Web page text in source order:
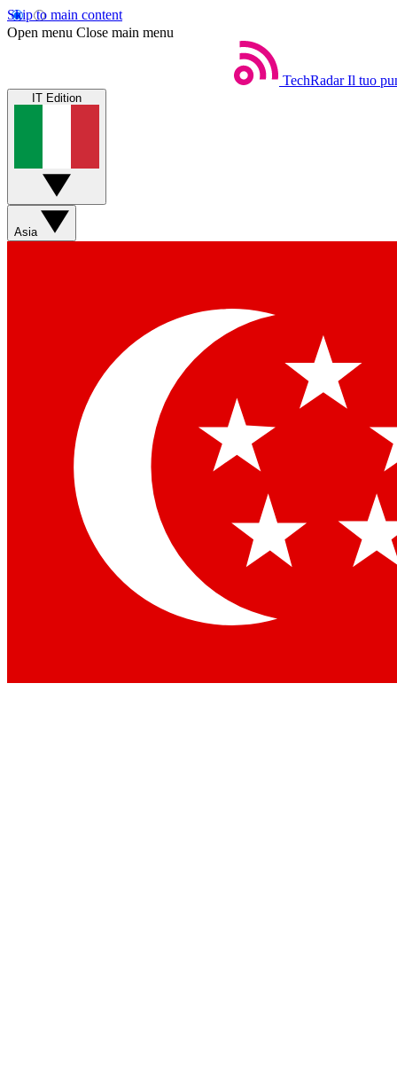
Skip to main content
Open menu Close main menu
TechRadar Il tuo
IT Edition
Asia